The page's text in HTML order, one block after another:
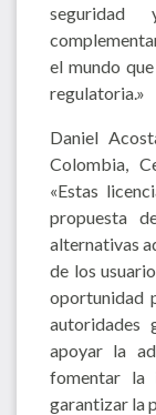
el mundo
regulatoria.»
Daniel
Colombia,
«Estas
propuesta
alternativas
de los
oportunidad
autoridades
apoyar la
fomentar la
garantizar la